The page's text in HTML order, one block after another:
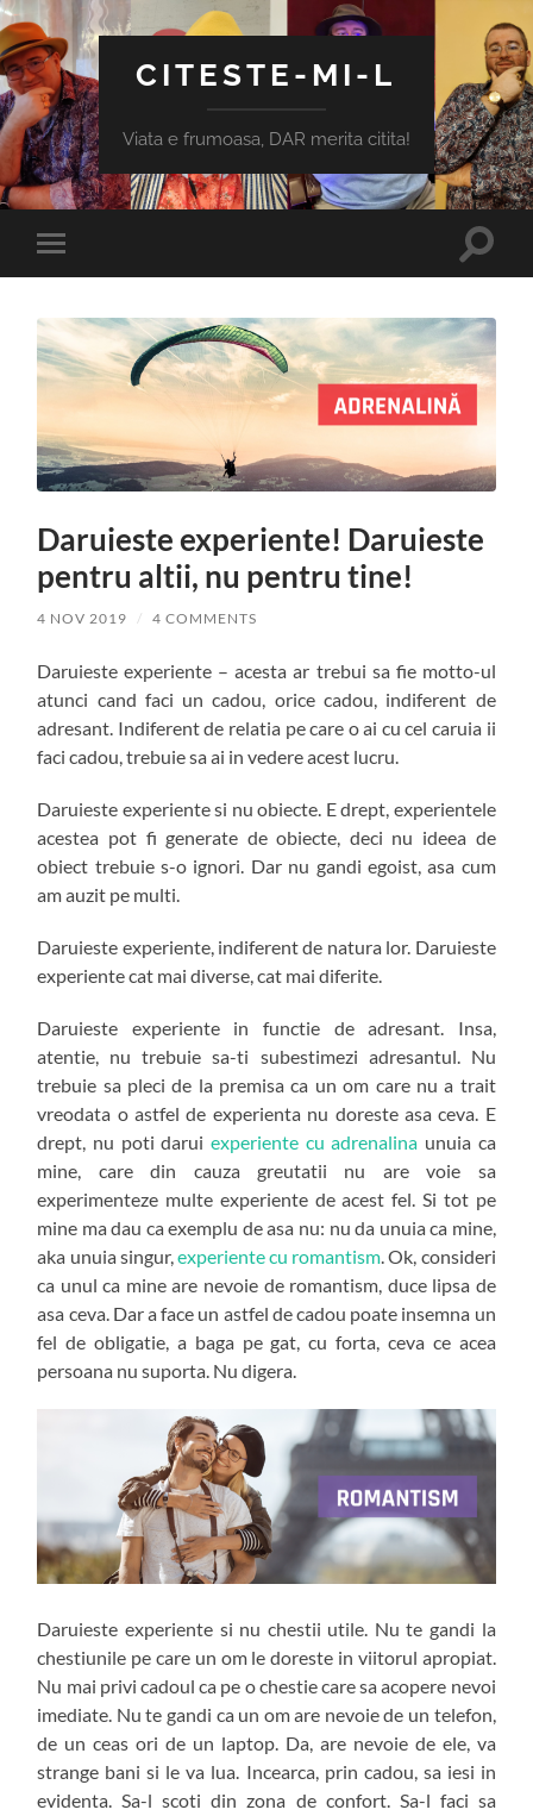
CITESTE-MI-L
Viata e frumoasa, DAR merita citita!
Toggle
mobile
Toggle
Daruieste experiente! Daruieste
pentru altii, nu pentru tine!
4 NOV 2019 / 4 COMMENTS
Daruieste experiente – acesta ar trebui sa fie motto-ul
atunci cand faci un cadou, orice cadou, indiferent de
adresant. Indiferent de relatia pe care o ai cu cel caruia ii
faci cadou, trebuie sa ai in vedere acest lucru.
Daruieste experiente si nu obiecte. E drept, experientele
acestea pot fi generate de obiecte, deci nu ideea de
obiect trebuie s-o ignori. Dar nu gandi egoist, asa cum
am auzit pe multi.
Daruieste experiente, indiferent de natura lor. Daruieste
experiente cat mai diverse, cat mai diferite.
Daruieste experiente in functie de adresant. Insa,
atentie, nu trebuie sa-ti subestimezi adresantul. Nu
trebuie sa pleci de la premisa ca un om care nu a trait
vreodata o astfel de experienta nu doreste asa ceva. E
drept, nu poti darui experiente cu adrenalina unuia ca
mine, care din cauza greutatii nu are voie sa
experimenteze multe experiente de acest fel. Si tot pe
mine ma dau ca exemplu de asa nu: nu da unuia ca mine,
aka unuia singur,experiente cu romantism. Ok, consideri
ca unul ca mine are nevoie de romantism, duce lipsa de
asa ceva. Dar a face un astfel de cadou poate insemna un
fel de obligatie, a baga pe gat, cu forta, ceva ce acea
persoana nu suporta. Nu digera.
Daruieste experiente si nu chestii utile. Nu te gandi la
chestiunile pe care un om le doreste in viitorul apropiat.
Nu mai privi cadoul ca pe o chestie care sa acopere nevoi
imediate. Nu te gandi ca un om are nevoie de un telefon,
de un ceas ori de un laptop. Da, are nevoie de ele, va
strange bani si le va lua. Incearca, prin cadou, sa iesi in
evidenta. Sa-l scoti din zona de confort. Sa-l faci sa